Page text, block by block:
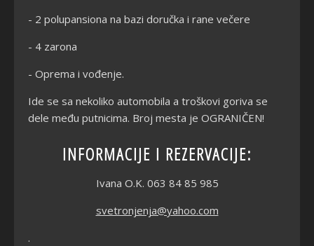
- 2 polupansiona na bazi doručka i rane večere
- 4 zarona
- Oprema i vođenje.
Ide se sa nekoliko automobila a troškovi goriva se
dele među putnicima. Broj mesta je OGRANIČEN!
INFORMACIJE I REZERVACIJE:
Ivana O.K. 063 84 85 985
svetronjenja@yahoo.com
.